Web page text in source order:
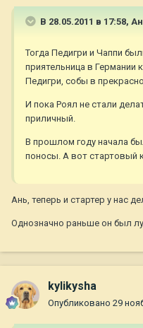
В 28.05.2011 в 17:58,
Тогда Педигри и Чаппи
приятельница в
Педигри, собы в
И пока Роял не стали
приличный.
В прошлом году начала
поносы. А вот стартовый
Ань, теперь и стартер у нас
Однозначно раньше он был
kylikysha
Опубликовано 29